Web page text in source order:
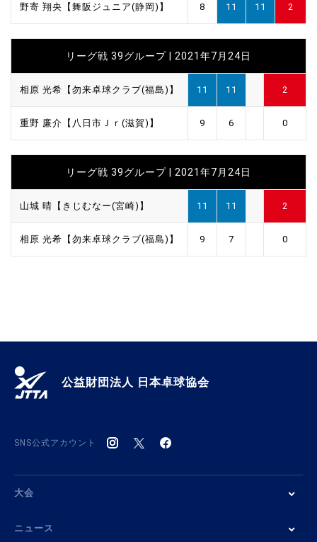
野寄 翔央【舞阪ジュニア(静岡)】 8 11 11 2
リーグ戦 39グループ | 2021年7月24日
相原 光希【勿来卓球クラブ(福島)】 11 11 2
重野 廉介【八日市Ｊｒ(滋賀)】 9 6 0
リーグ戦 39グループ | 2021年7月24日
山城 晴【きじむなー(宮崎)】 11 11 2
相原 光希【勿来卓球クラブ(福島)】 9 7 0
公益財団法人 日本卓球協会
SNS公式アカウント
大会
ニュース